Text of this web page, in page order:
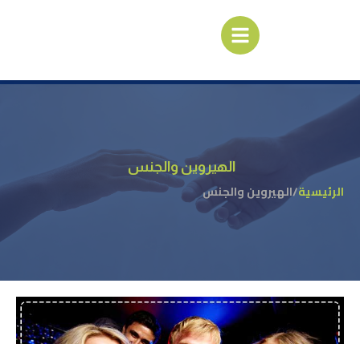
الهيروين والجنس
الرئيسية/الهيروين والجنس